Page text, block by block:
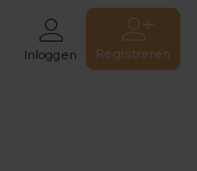
Inloggen Registreren